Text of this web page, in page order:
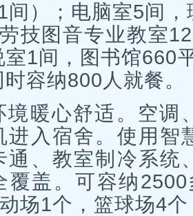
间）；电脑室5间
技图音专业教室
室1间，图书馆660
容纳800人就餐。
境暖心舒适。空调
进入宿舍。使用智
通、教室制冷系统
覆盖。可容纳
场1个，篮球场4